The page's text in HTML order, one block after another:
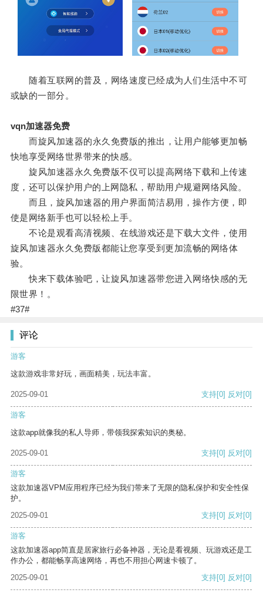
随着互联网的普及，网络速度已经成为人们生活中不可
或缺的一部分。
vqn加速器免费
而旋风加速器的永久免费版的推出，让用户能够更加畅
快地享受网络世界带来的快感。
旋风加速器永久免费版不仅可以提高网络下载和上传速
度，还可以保护用户的上网隐私，帮助用户规避网络风险。
而且，旋风加速器的用户界面简洁易用，操作方便，即
使是网络新手也可以轻松上手。
不论是观看高清视频、在线游戏还是下载大文件，使用
旋风加速器永久免费版都能让您享受到更加流畅的网络体
验。
快来下载体验吧，让旋风加速器带您进入网络快感的无
限世界！。
#37#
评论
游客
这款游戏非常好玩，画面精美，玩法丰富。
2025-09-01 支持[0] 反对[0]
游客
这款app就像我的私人导师，带领我探索知识的奥秘。
2025-09-01 支持[0] 反对[0]
游客
这款加速器VPM应用程序已经为我们带来了无限的隐私保护和安全性保
护。
2025-09-01
支持[0] 反对[0]
游客
这款加速器app简直是居家旅行必备神器，无论是看视频、玩游戏还是工
作办公，都能畅享高速网络，再也不用担心网速卡顿了。
2025-09-01
支持[0] 反对[0]